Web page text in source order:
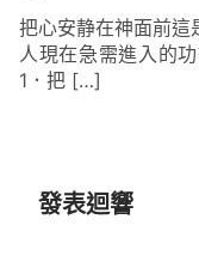
把心安静在神面前這
人現在急需進入的
1．把 […]
發表迴響